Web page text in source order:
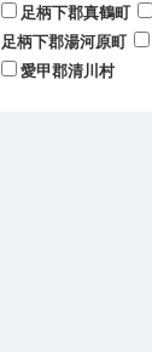
足柄下郡真鶴町
足柄下郡湯河原町
愛甲郡清川村